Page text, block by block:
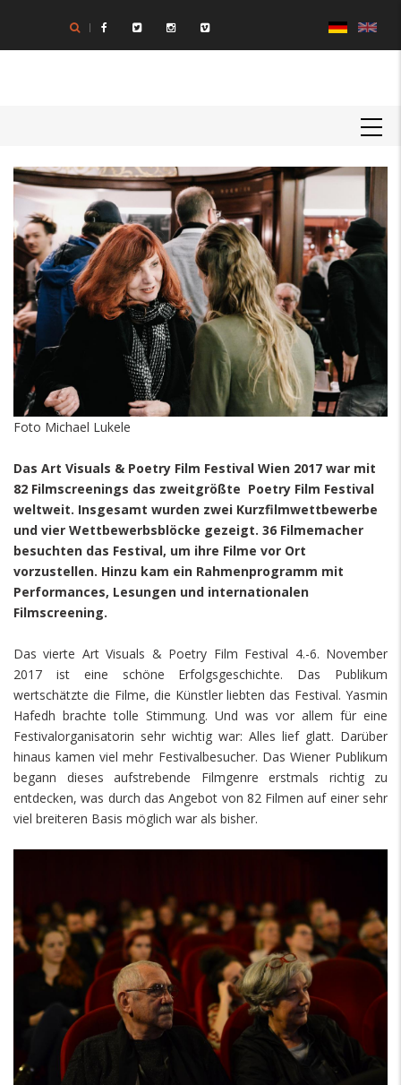
Inhalt
Foto Michael Lukele
Das Art Visuals & Poetry Film Festival Wien 2017 war mit
82 Filmscreenings das zweitgrößte Poetry Film Festival
weltweit. Insgesamt wurden zwei Kurzfilmwettbewerbe
und vier Wettbewerbsblöcke gezeigt. 36 Filmemacher
besuchten das Festival, um ihre Filme vor Ort
vorzustellen. Hinzu kam ein Rahmenprogramm mit
Performances, Lesungen und internationalen
Filmscreening.
Das vierte Art Visuals & Poetry Film Festival 4.-6. November
2017 ist eine schöne Erfolgsgeschichte. Das Publikum
wertschätzte die Filme, die Künstler liebten das Festival. Yasmin
Hafedh brachte tolle Stimmung. Und was vor allem für eine
Festivalorganisatorin sehr wichtig war: Alles lief glatt. Darüber
hinaus kamen viel mehr Festivalbesucher. Das Wiener Publikum
begann dieses aufstrebende Filmgenre erstmals richtig zu
entdecken, was durch das Angebot von 82 Filmen auf einer sehr
viel breiteren Basis möglich war als bisher.